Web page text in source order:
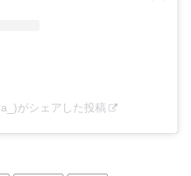
がシェアした投稿